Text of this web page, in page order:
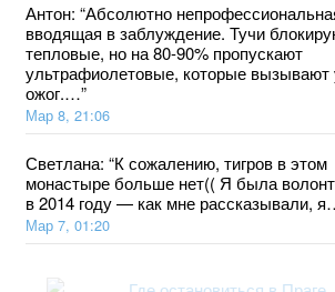
Антон: “Абсолютно
вводящая в заблуждение. Тучи
тепловые, но на 80-90% пропускают
ультрафиолетовые, которые вызывают
ожог.…”
Мар 8, 21:06
Светлана: “К сожалению, тигров в этом
монастыре больше нет(( Я была
в 2014 году — как мне рассказывали,
Мар 7, 01:20